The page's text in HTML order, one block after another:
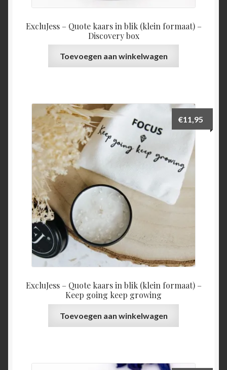
ExcluJess – Quote kaars in blik (klein formaat) –
Discovery box
Toevoegen aan winkelwagen
ExcluJess – Quote kaars in blik (klein formaat) –
Keep going keep growing
€11,95
Toevoegen aan winkelwagen